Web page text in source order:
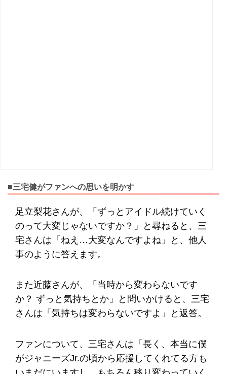
■三宅健がファンへの思いを明かす
足立梨花さんが、「ずっとアイドル続けていく
のって大変じゃないですか？」と尋ねると、三
宅さんは「ねえ…大変なんですよね」と、他人
事のように答えます。
また近藤さんが、「当時から変わらないです
か？ ずっと気持ちとか」と問いかけると、三宅
さんは「気持ちは変わらないですよ」と返答。
ファンについて、三宅さんは「長く、本当に僕
がジャニーズJr.の頃から応援してくれてる方も